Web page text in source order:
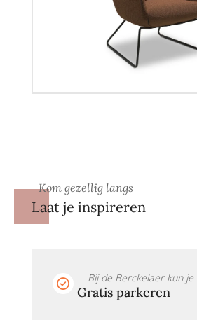
Kom gezellig langs
Laat je inspireren
Bij de Berckelaer kun je ...
Gratis parkeren